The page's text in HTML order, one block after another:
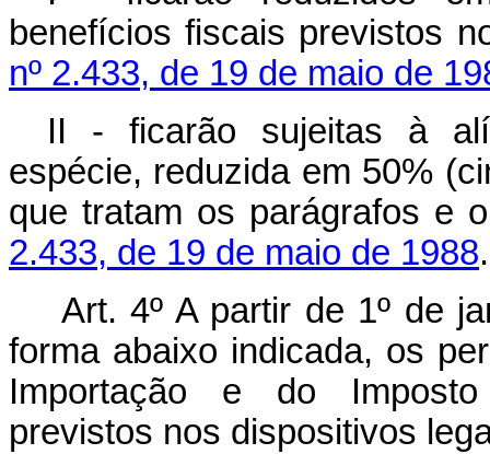
benefícios fiscais previstos
nº 2.433, de 19 de maio de
II - ficarão sujeitas à
espécie, reduzida em 50%
que tratam os parágrafos e
2.433, de 19 de maio de 1988.
Art. 4º A partir de 1º de
forma abaixo indicada, os
Importação e do Imposto
previstos nos dispositivos